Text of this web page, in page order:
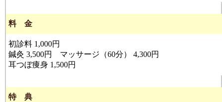
料 金
初診料 1,000円
鍼灸 3,500円 マッサージ（60分） 4,300円
耳つぼ痩身 1,500円
特 典